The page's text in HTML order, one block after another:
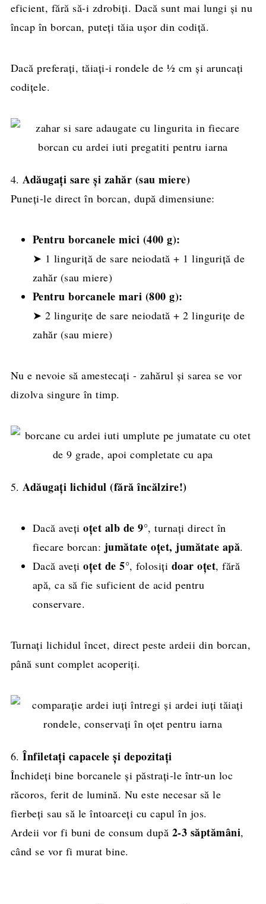
eficient, fără să-i zdrobiți. Dacă sunt mai lungi și nu
încap în borcan, puteți tăia ușor din codiță.
Dacă preferați, tăiați-i rondele de ½ cm și aruncați
codițele.
4.Adăugați sare și zahăr (sau miere)
Puneți-le direct în borcan, după dimensiune:
Pentru borcanele mici (400 g):
➤ 1 linguriță de sare neiodată + 1 linguriță de
zahăr (sau miere)
Pentru borcanele mari (800 g):
➤ 2 lingurițe de sare neiodată + 2 lingurițe de
zahăr (sau miere)
Nu e nevoie să amestecați - zahărul și sarea se vor
dizolva singure în timp.
5.Adăugați lichidul (fără încălzire!)
Dacă avețioțet alb de 9°, turnați direct în
fiecare borcan: jumătate oțet, jumătate apă.
Dacă avețioțet de 5°, folosiți doar oțet, fără
apă, ca să fie suficient de acid pentru
conservare.
Turnați lichidul încet, direct peste ardeii din borcan,
până sunt complet acoperiți.
6.Înfiletați capacele și depozitați
Închideți bine borcanele și păstrați-le într-un loc
răcoros, ferit de lumină. Nu este necesar să le
fierbeți sau să le întoarceți cu capul în jos.
Ardeii vor fi buni de consum după 2-3 săptămâni,
când se vor fi murat bine.